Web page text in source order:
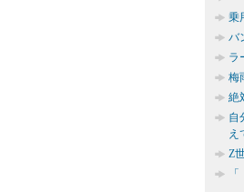
乗
バ
ラ
梅
絶
自
え
Z